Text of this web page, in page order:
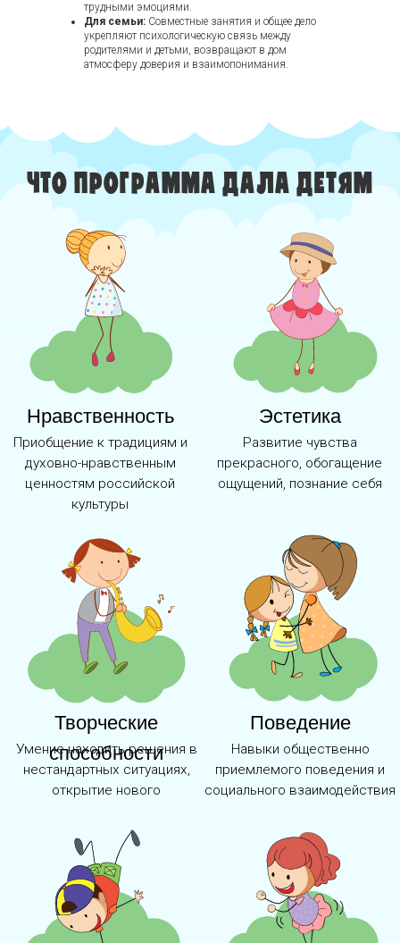
трудными эмоциями.
Для семьи: Совместные занятия и общее дело
укрепляют психологическую связь между
родителями и детьми, возвращают в дом
атмосферу доверия и взаимопонимания.
ЕЩЕ О ПРОЕКТЕ:
Луганская Региональная Общественная
Организация «Институт развития ребенка
и семьи «Семь-Я»
ИНН: 9403022726,
ОГРН: 1229400092404
© ЛРОО "ИРРИС "Семь-Я" 2025
Юридический адрес:
РФ, ЛНР, г. Луганск,
ул. Годуванцева 1,
пом. 1
Телефон:
semyalg@ya.ru
Соцсети: